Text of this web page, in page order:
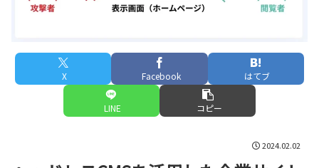
X Facebook はてブ
LINE コピー
2024.02.02